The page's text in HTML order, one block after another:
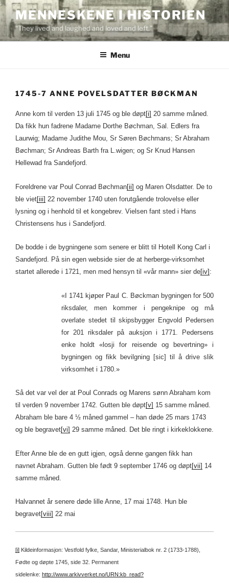
Skip
to
content
MENNESKENE I HISTORIEN
“They lived and laughed and loved and left.”
Menu
1745-7 ANNE POVELSDATTER BØCKMAN
Anne kom til verden 13 juli 1745 og ble døpt[i] 20 samme måned.
Da fikk hun fadrene Madame Dorthe Bøchman, Sal. Edlers fra
Laurwig; Madame Judithe Mou, Sr Søren Bøchmans; Sr Abraham
Bøchman; Sr Andreas Barth fra L.wigen; og Sr Knud Hansen
Hellewad fra Sandefjord.
Foreldrene var Poul Conrad Bøchman[ii] og Maren Olsdatter. De to
ble viet[iii] 22 november 1740 uten forutgående trolovelse eller
lysning og i henhold til et kongebrev. Vielsen fant sted i Hans
Christensens hus i Sandefjord.
De bodde i de bygningene som senere er blitt til Hotell Kong Carl i
Sandefjord. På sin egen webside sier de at herberge-virksomhet
startet allerede i 1721, men med hensyn til «vår mann» sier de[iv] :
«I 1741 kjøper Paul C. Bøckman bygningen for 500
riksdaler, men kommer i pengeknipe og må
overlate stedet til skipsbygger Engvold Pedersen
for 201 riksdaler på auksjon i 1771. Pedersens
enke holdt «losji for reisende og bevertning» i
bygningen og fikk bevilgning [sic] til å drive slik
virksomhet i 1780.»
Så det var vel der at Poul Conrads og Marens sønn Abraham kom
til verden 9 november 1742. Gutten ble døpt[v] 15 samme måned.
Abraham ble bare 4 ½ måned gammel – han døde 25 mars 1743
og ble begravet[vi] 29 samme måned. Det ble ringt i kirkeklokkene.
Efter Anne ble de en gutt igjen, også denne gangen fikk han
navnet Abraham. Gutten ble født 9 september 1746 og døpt[vii] 14
samme måned.
Halvannet år senere døde lille Anne, 17 mai 1748. Hun ble
begravet[viii] 22 mai
[i] Kildeinformasjon: Vestfold fylke, Sandar, Ministerialbok nr. 2 (1733-1788),
Fødte og døpte 1745, side 32. Permanent
sidelenke: http://www.arkivverket.no/URN:kb_read?